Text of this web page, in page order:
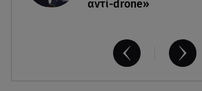
αντί-drone»